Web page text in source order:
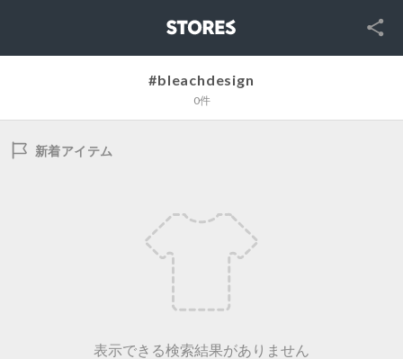
SNS
#bleachdesign
0件
新着アイテム
表示できる検索結果がありません